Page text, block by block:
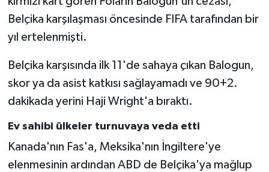
Belçika karşılaşması öncesinde FIFA tarafından bir
yıl ertelenmişti.
Belçika karşısında ilk 11'de sahaya çıkan Balogun,
skor ya da asist katkısı sağlayamadı ve 90+2.
dakikada yerini Haji Wright'a bıraktı.
Ev sahibi ülkeler turnuvaya veda etti
Kanada'nın Fas'a, Meksika'nın İngiltere'ye
elenmesinin ardından ABD de Belçika'ya mağlup